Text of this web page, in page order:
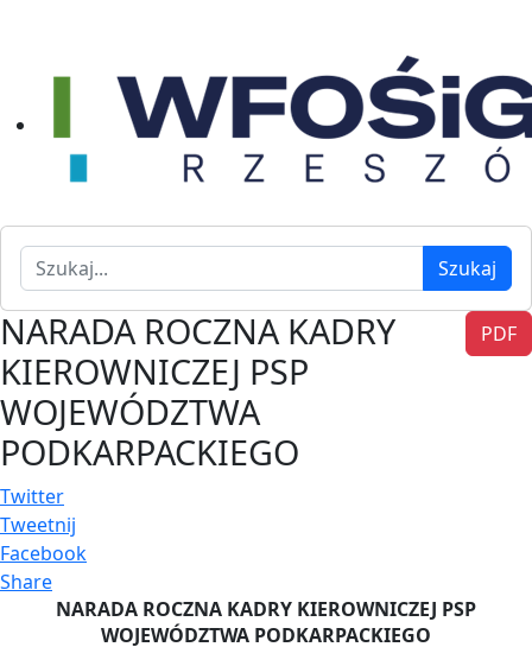
Szukaj Szukaj
PDF
NARADA ROCZNA KADRY
KIEROWNICZEJ PSP
WOJEWÓDZTWA
PODKARPACKIEGO
Twitter
Tweetnij
Facebook
Share
NARADA ROCZNA KADRY KIEROWNICZEJ PSP
WOJEWÓDZTWA PODKARPACKIEGO